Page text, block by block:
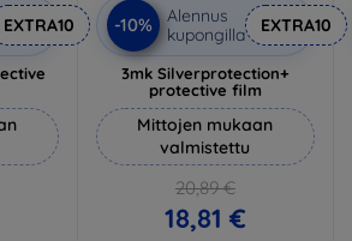
EXTRA10 -10%
Alennus
kupongilla
EXTRA10
3mk Silverprotection+
protective film
Mittojen mukaan
valmistettu
20,89 €
18,81 €